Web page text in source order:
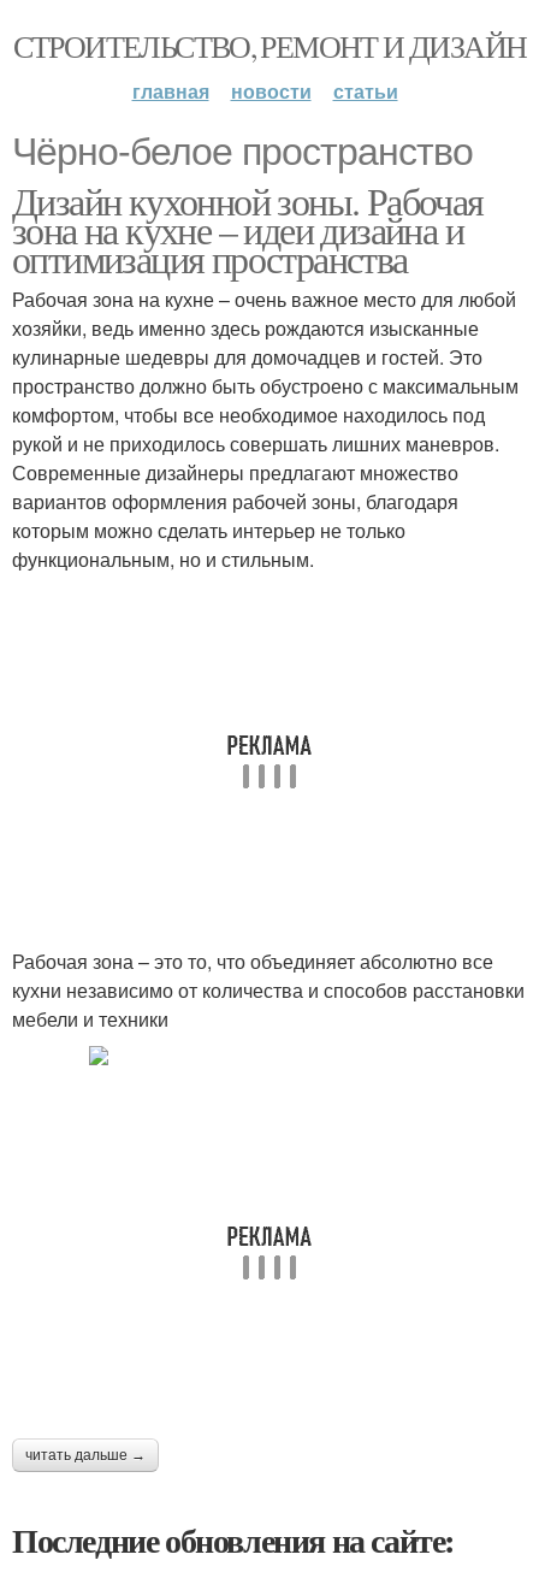
СТРОИТЕЛЬСТВО, РЕМОНТ И ДИЗАЙН
главная новости статьи
Чёрно-белое пространство
Дизайн кухонной зоны. Рабочая
зона на кухне – идеи дизайна и
оптимизация пространства
Рабочая зона на кухне – очень важное место для любой
хозяйки, ведь именно здесь рождаются изысканные
кулинарные шедевры для домочадцев и гостей. Это
пространство должно быть обустроено с максимальным
комфортом, чтобы все необходимое находилось под
рукой и не приходилось совершать лишних маневров.
Современные дизайнеры предлагают множество
вариантов оформления рабочей зоны, благодаря
которым можно сделать интерьер не только
функциональным, но и стильным.
Рабочая зона – это то, что объединяет абсолютно все
кухни независимо от количества и способов расстановки
мебели и техники
читать дальше →
Последние обновления на сайте: